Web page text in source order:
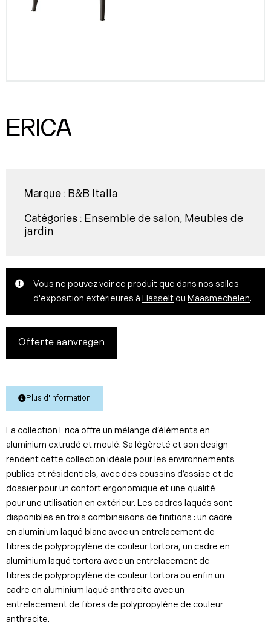
ERICA
Marque : B&B Italia
Catégories : Ensemble de salon, Meubles de
jardin
Vous ne pouvez voir ce produit que dans nos salles
d'exposition extérieures à Hasselt ou Maasmechelen.
Offerte aanvragen
Plus d'information
La collection Erica offre un mélange d’éléments en
aluminium extrudé et moulé. Sa légèreté et son design
rendent cette collection idéale pour les environnements
publics et résidentiels, avec des coussins d’assise et de
dossier pour un confort ergonomique et une qualité
pour une utilisation en extérieur. Les cadres laqués sont
disponibles en trois combinaisons de finitions : un cadre
en aluminium laqué blanc avec un entrelacement de
fibres de polypropylène de couleur tortora, un cadre en
aluminium laqué tortora avec un entrelacement de
fibres de polypropylène de couleur tortora ou enfin un
cadre en aluminium laqué anthracite avec un
entrelacement de fibres de polypropylène de couleur
anthracite.